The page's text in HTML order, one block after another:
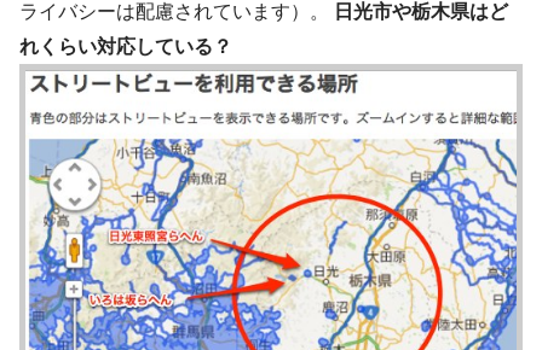
ライバシーは配慮されています）。
日光市や栃木県はど
れくらい対応している？